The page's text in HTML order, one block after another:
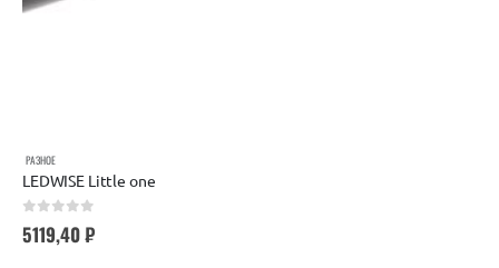
РАЗНОЕ
LEDWISE Little one
5119,40₽